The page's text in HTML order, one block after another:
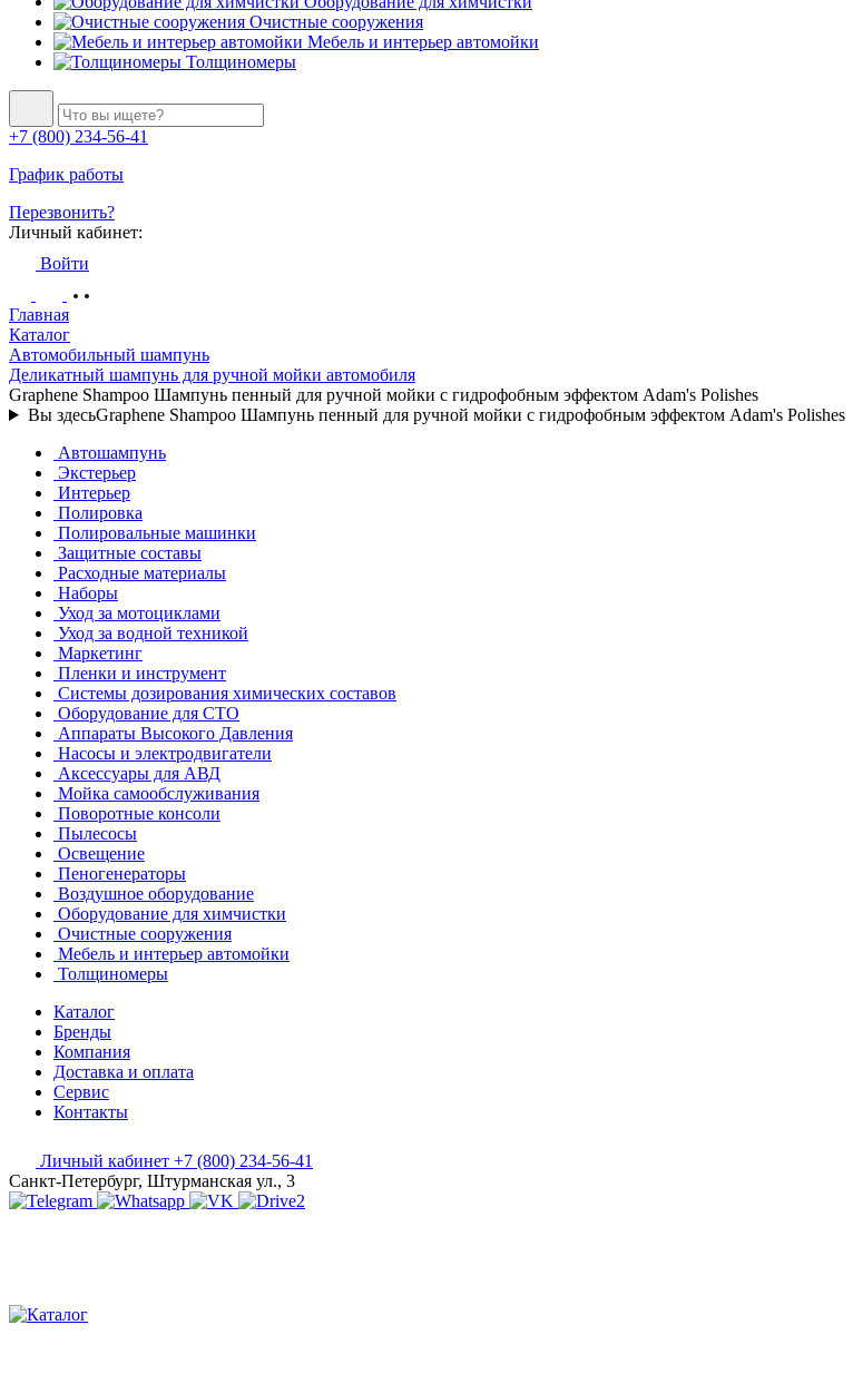
Очистные сооружения
Мебель и интерьер автомойки
Толщиномеры
+7 (800) 234-56-41
График работы
Перезвонить?
Личный кабинет:
Войти
Главная
Каталог
Автомобильный шампунь
Деликатный шампунь для ручной мойки автомобиля
Graphene Shampoo Шампунь пенный для ручной мойки с гидрофобным эффектом Adam's Polishes
Вы здесьGraphene Shampoo Шампунь пенный для ручной мойки с гидрофобным эффектом Adam's Polishes
Автошампунь
Экстерьер
Интерьер
Полировка
Полировальные машинки
Защитные составы
Расходные материалы
Наборы
Уход за мотоциклами
Уход за водной техникой
Маркетинг
Пленки и инструмент
Системы дозирования химических составов
Оборудование для СТО
Аппараты Высокого Давления
Насосы и электродвигатели
Аксессуары для АВД
Мойка самообслуживания
Поворотные консоли
Пылесосы
Освещение
Пеногенераторы
Воздушное оборудование
Оборудование для химчистки
Очистные сооружения
Мебель и интерьер автомойки
Толщиномеры
Каталог
Бренды
Компания
Доставка и оплата
Сервис
Контакты
Личный кабинет +7 (800) 234-56-41
Санкт-Петербург, Штурманская ул., 3